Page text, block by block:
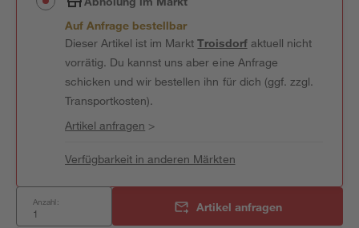
Auf Anfrage bestellbar
Dieser Artikel ist im MarktTroisdorfaktuell nicht
vorrätig. Du kannst uns aber eine Anfrage
schicken und wir bestellen ihn für dich (ggf. zzgl.
Transportkosten).
Artikel anfragen >
Verfügbarkeit in anderen Märkten
Anzahl: Artikel anfragen